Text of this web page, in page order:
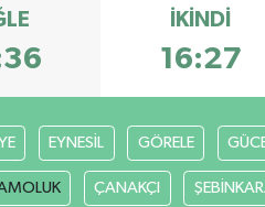
İKINDI
16:27
EYNESİL GÖRELE
ÇANAKÇI